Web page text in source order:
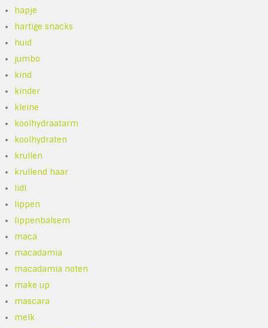
hapje
hartige snacks
huid
jumbo
kind
kinder
kleine
koolhydraatarm
koolhydraten
krullen
krullend haar
lidl
lippen
lippenbalsem
maca
macadamia
macadamia noten
make up
mascara
melk